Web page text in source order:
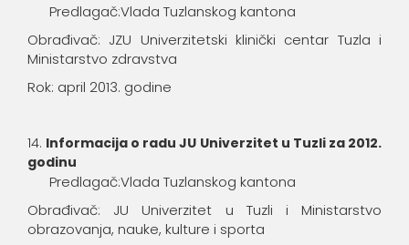
Predlagač:Vlada Tuzlanskog kantona
Obrađivač: JZU Univerzitetski klinički centar Tuzla i
Ministarstvo zdravstva
Rok: april 2013. godine
Informacija o radu JU Univerzitet u Tuzli za 2012.
godinu
Predlagač:Vlada Tuzlanskog kantona
Obrađivač: JU Univerzitet u Tuzli i Ministarstvo
obrazovanja, nauke, kulture i sporta